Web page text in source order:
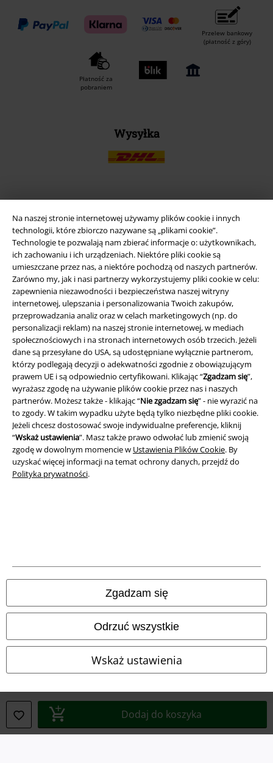
Na naszej stronie internetowej używamy plików cookie i innych
technologii, które zbiorczo nazywane są „plikami cookie”.
Technologie te pozwalają nam zbierać informacje o: użytkownikach,
ich zachowaniu i ich urządzeniach. Niektóre pliki cookie są
umieszczane przez nas, a niektóre pochodzą od naszych partnerów.
Zarówno my, jak i nasi partnerzy wykorzystujemy pliki cookie w celu:
zapewnienia niezawodności i bezpieczeństwa naszej witryny
internetowej, ulepszania i personalizowania Twoich zakupów,
przeprowadzania analiz oraz w celach marketingowych (np. do
personalizacji reklam) na naszej stronie internetowej, w mediach
społecznościowych i na stronach internetowych osób trzecich. Jeżeli
dane są przesyłane do USA, są udostępniane wyłącznie partnerom,
którzy podlegają decyzji o adekwatności zgodnie z obowiązującym
prawem UE i są odpowiednio certyfikowani. Klikając “Zgadzam się”,
wyrażasz zgodę na używanie plików cookie przez nas i naszych
partnerów. Możesz także - klikając “Nie zgadzam się” - nie wyrazić na
to zgody. W takim wypadku użyte będą tylko niezbędne pliki cookie.
Jeżeli chcesz dostosować swoje indywidualne preferencje, kliknij
“Wskaż ustawienia”. Masz także prawo odwołać lub zmienić swoją
zgodę w dowolnym momencie w Ustawienia Plików Cookie. By
uzyskać więcej informacji na temat ochrony danych, przejdź do
Polityka prywatności.
Zgadzam się
Odrzuć wszystkie
Wskaż ustawienia
Dodaj do koszyka
Przelew bankowy
(płatność z góry)
Płatność za
pobraniem
Wysyłka
Aplikację EMP
Ściągnij nową aplikację EMP - ZA DARMO - i korzystaj z nowych
funkcji!
A Warner Music Group Company
Polityka prywatności
Unieszkodliwianie odpadów i ochrona środowiska
Informacje dotyczące dostępności
Ustawienia Plików Cookie
Skorzystaj z prawa do odstąpienia od umowy
Wszystkie ceny zawierają podatek VAT. Nie zawierająkosztów